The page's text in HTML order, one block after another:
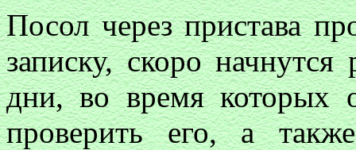
Посол через пристава
записку, скоро
дни, во время которых
проверить его, а